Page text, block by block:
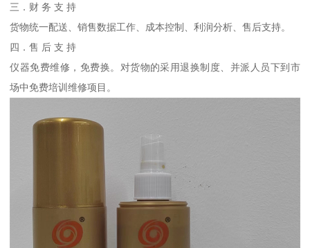
三．财 务 支 持
货物统一配送、销售数据工作、成本控制、利润分析、售后支持。
四．售 后 支 持
仪器免费维修，免费换。对货物的采用退换制度、并派人员下到市
场中免费培训维修项目。